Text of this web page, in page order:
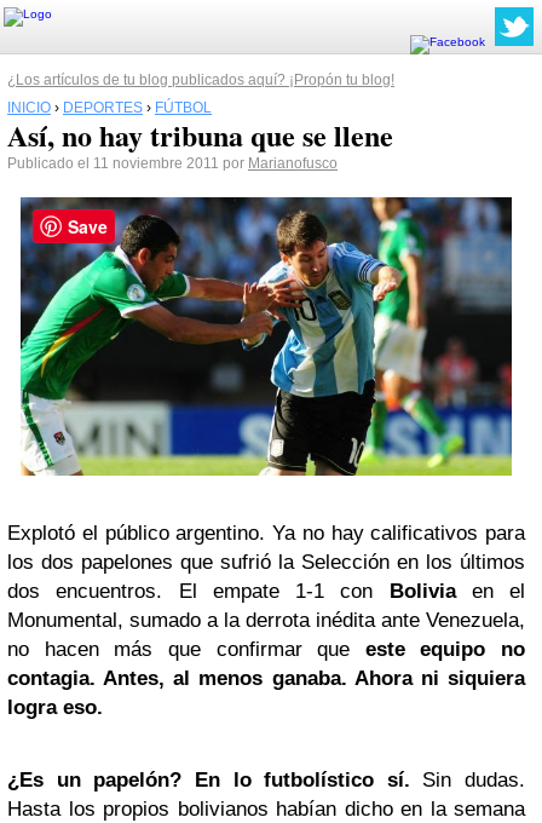
¿Los artículos de tu blog publicados aquí? ¡Propón tu blog!
INICIO › DEPORTES › FÚTBOL
Así, no hay tribuna que se llene
Publicado el 11 noviembre 2011 por Marianofusco
Explotó el público argentino. Ya no hay calificativos para
los dos papelones que sufrió la Selección en los últimos
dos encuentros. El empate 1-1 con Boliviaen el
Monumental, sumado a la derrota inédita ante Venezuela,
no hacen más que confirmar que este equipo no
contagia. Antes, al menos ganaba. Ahora ni siquiera
logra eso.
¿Es un papelón? En lo futbolístico sí. Sin dudas.
Hasta los propios bolivianos habían dicho en la semana
Save